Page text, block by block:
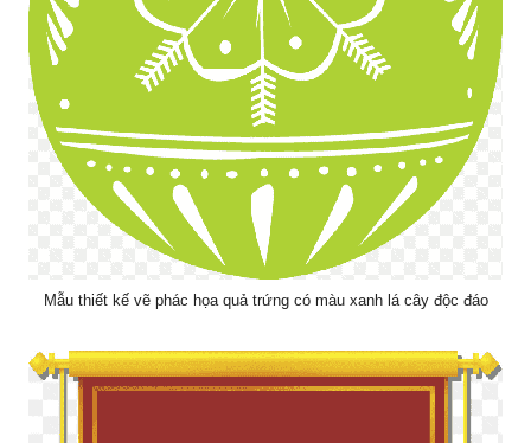
Mẫu thiết kế vẽ phác họa quả trứng có màu xanh lá cây độc đáo